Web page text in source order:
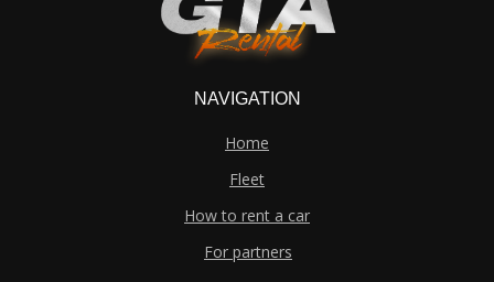
NAVIGATION
Home
Fleet
For partners
How to rent a car